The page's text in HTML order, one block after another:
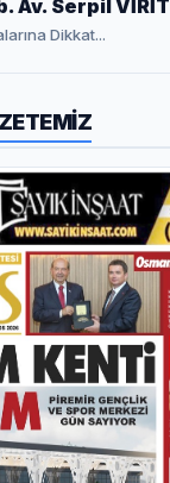
Av. Serpil VİRİT
Dikkat...